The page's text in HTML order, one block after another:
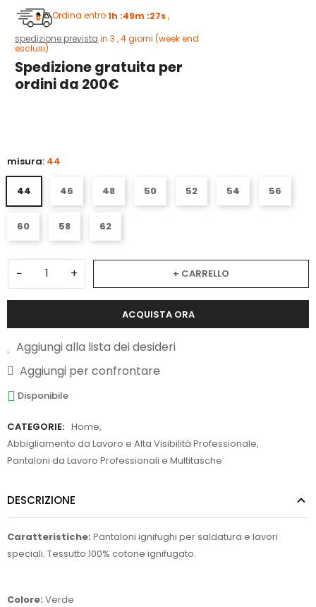
Ordina entro1h :49m :26s,
spedizione prevista in 3 , 4 giorni (week end
esclusi)
Spedizione gratuita per
ordini da 200€
misura: 44
44 46 48 50 52 54 56
60 58 62
− + + CARRELLO
ACQUISTA ORA
Aggiungi alla lista dei desideri
Aggiungi per confrontare
Disponibile
CATEGORIE: Home,
Abbigliamento da Lavoro e Alta Visibilità Professionale,
Pantaloni da Lavoro Professionali e Multitasche
DESCRIZIONE
Caratteristiche: Pantaloni ignifughi per saldatura e lavori
speciali. Tessutto 100% cotone ignifugato.
Colore: Verde